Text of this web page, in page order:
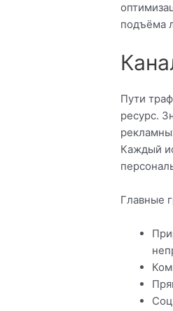
подъёма
Пути
ресурс.
Каждый
Главные